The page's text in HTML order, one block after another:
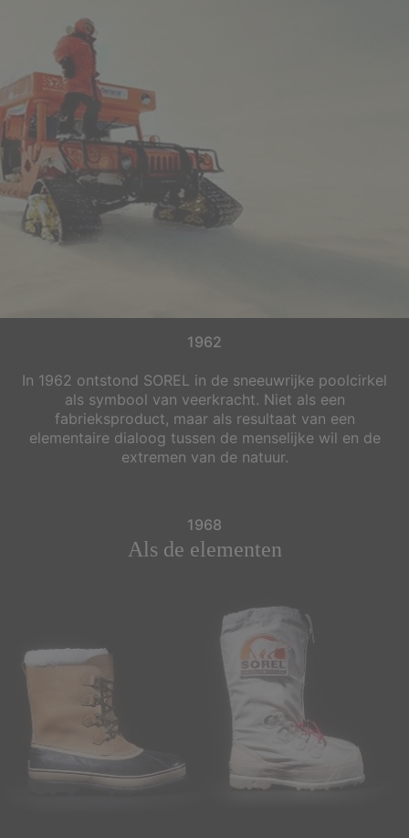
1962
In 1962 ontstond SOREL in de sneeuwrijke poolcirkel
als symbool van veerkracht. Niet als een
fabrieksproduct, maar als resultaat van een
elementaire dialoog tussen de menselijke wil en de
extremen van de natuur.
1968
Als de elementen